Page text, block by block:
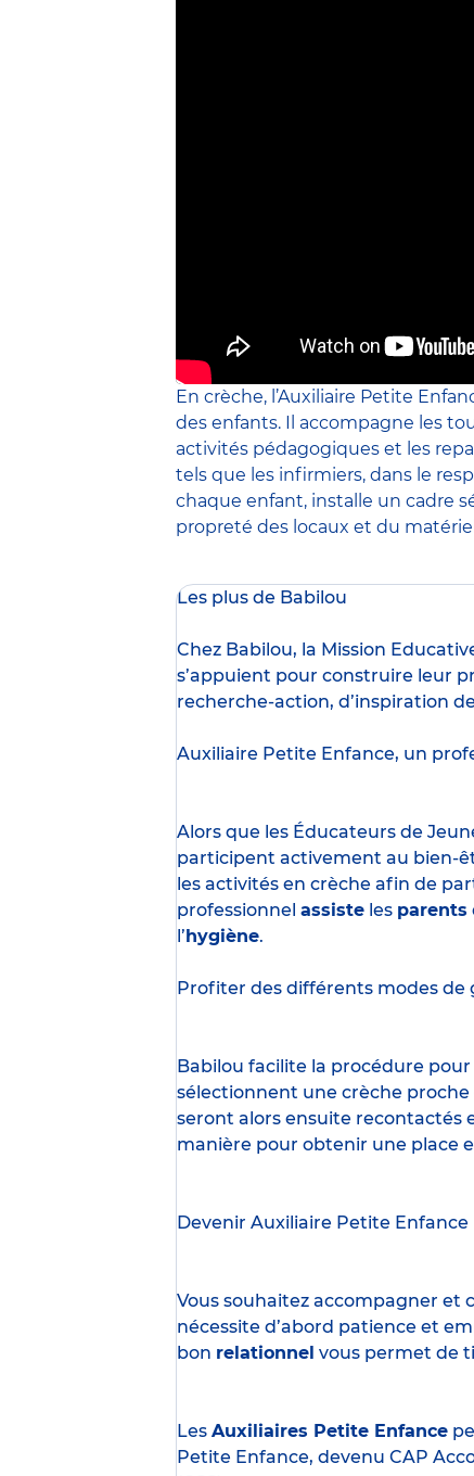
En crèche, l’Auxiliaire Petite
des enfants. Il accompagne les
activités pédagogiques et les
tels que les infirmiers, dans le
chaque enfant, installe un cadre
propreté des locaux et du
Les plus de Babilou
Chez Babilou, la Mission
s’appuient pour construire leur
recherche-action, d’inspiration
Auxiliaire Petite Enfance, un
Alors que les Éducateurs de
participent activement au bien-
les activités en crèche afin de
professionnel assiste les parents
l’ hygiène.
Profiter des différents modes de
Babilou facilite la procédure
sélectionnent une crèche proche
seront alors ensuite recontactés
manière pour obtenir une place
Devenir Auxiliaire Petite Enfance
Vous souhaitez accompagner et
nécessite d’abord patience et
bon relationnel vous permet de
Les Auxiliaires Petite Enfance
Petite Enfance, devenu CAP